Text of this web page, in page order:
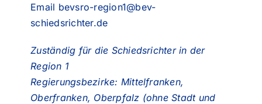
Email bevsro-region1@bev-
schiedsrichter.de
Zuständig für die Schiedsrichter in der
Region 1
Regierungsbezirke: Mittelfranken,
Oberfranken, Oberpfalz (ohne Stadt und